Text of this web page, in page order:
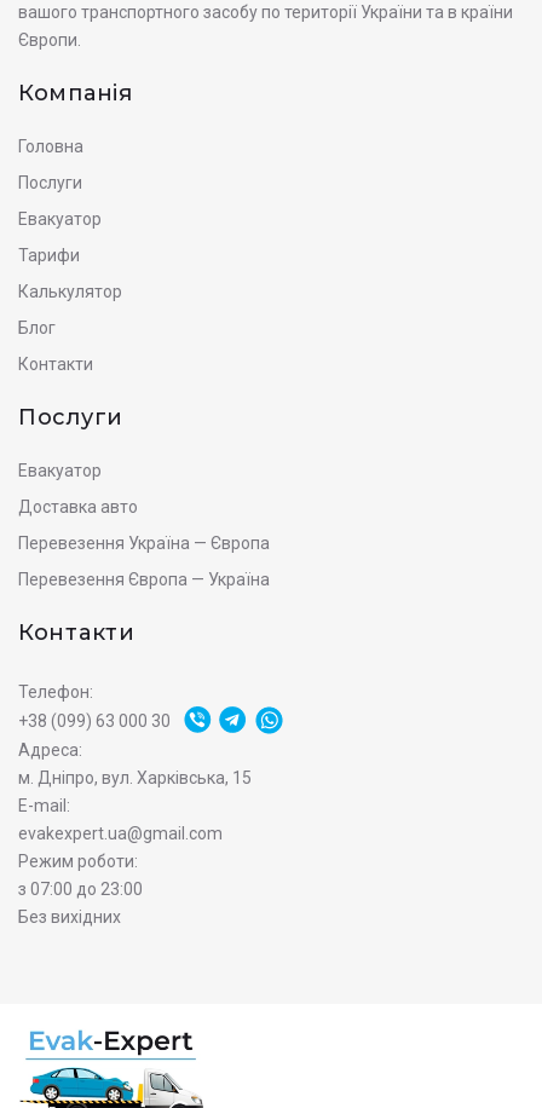
вашого транспортного засобу по території України та в країни
Європи.
Компанія
Головна
Послуги
Евакуатор
Тарифи
Калькулятор
Блог
Контакти
Послуги
Евакуатор
Доставка авто
Перевезення Україна — Європа
Перевезення Європа — Україна
Контакти
Телефон:
+38 (099) 63 000 30
Адреса:
м. Дніпро, вул. Харківська, 15
E-mail:
evakexpert.ua@gmail.com
Режим роботи:
з 07:00 до 23:00
Без вихідних